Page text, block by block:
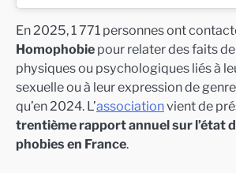
En 2025, 1 771 personnes ont
Homophobie pour relater des faits
physiques ou psychologiques liés à
sexuelle ou à leur expression de
qu’en 2024. L’associationvient de
trentième rapport annuel sur l’état
phobies en France.